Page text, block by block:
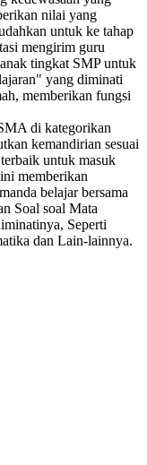
nilai yang
untuk ke tahap
mengirim guru
tingkat SMP untuk
yang diminati
memberikan fungsi
di kategorikan
kemandirian sesuai
untuk masuk
memberikan
belajar bersama
Soal soal Mata
Seperti
dan Lain-lainnya.